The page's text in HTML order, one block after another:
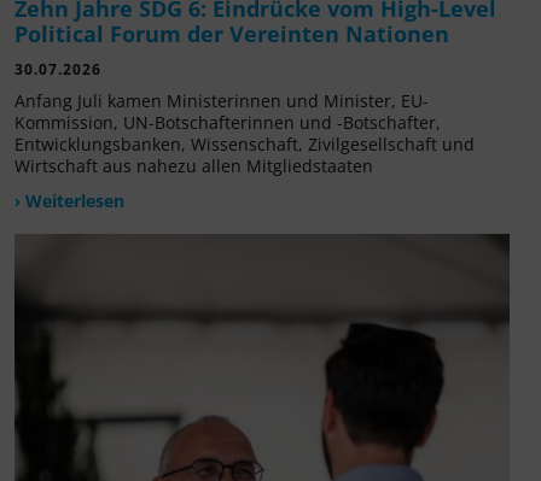
Zehn Jahre SDG 6: Eindrücke vom High-Level
Political Forum der Vereinten Nationen
30.07.2026
Anfang Juli kamen Ministerinnen und Minister, EU-
Kommission, UN-Botschafterinnen und -Botschafter,
Entwicklungsbanken, Wissenschaft, Zivilgesellschaft und
Wirtschaft aus nahezu allen Mitgliedstaaten
› Weiterlesen